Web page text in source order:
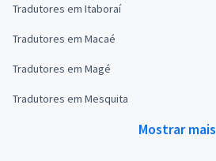
Tradutores em Itaboraí
Tradutores em Macaé
Tradutores em Magé
Tradutores em Mesquita
Mostrar mais